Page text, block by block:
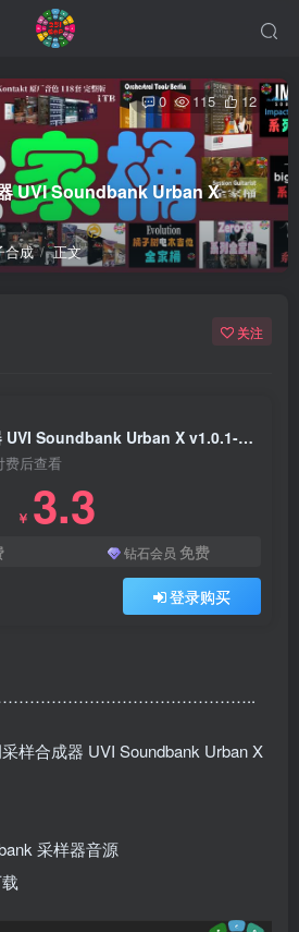
UVI Soundbank Urban X
合成 正文
0 115 12
关注
独特的可调采样合成器 UVI Soundbank Urban X v1.0.1-R2R
费后查看
￥ 3.3
钻石会员 免费
登录购买
样合成器 UVI Soundbank Urban X
采样器音源